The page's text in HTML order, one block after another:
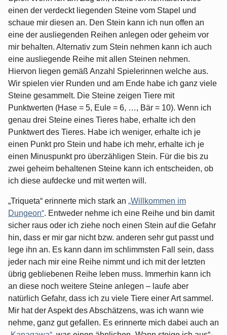
einen der verdeckt liegenden Steine vom Stapel und
schaue mir diesen an. Den Stein kann ich nun offen an
eine der ausliegenden Reihen anlegen oder geheim vor
mir behalten. Alternativ zum Stein nehmen kann ich auch
eine ausliegende Reihe mit allen Steinen nehmen.
Hiervon liegen gemäß Anzahl Spielerinnen welche aus.
Wir spielen vier Runden und am Ende habe ich ganz viele
Steine gesammelt. Die Steine zeigen Tiere mit
Punktwerten (Hase = 5, Eule = 6, …, Bär = 10). Wenn ich
genau drei Steine eines Tieres habe, erhalte ich den
Punktwert des Tieres. Habe ich weniger, erhalte ich je
einen Punkt pro Stein und habe ich mehr, erhalte ich je
einen Minuspunkt pro überzähligen Stein. Für die bis zu
zwei geheim behaltenen Steine kann ich entscheiden, ob
ich diese aufdecke und mit werten will.
„Triqueta“ erinnerte mich stark an „Willkommen im
Dungeon“. Entweder nehme ich eine Reihe und bin damit
sicher raus oder ich ziehe noch einen Stein auf die Gefahr
hin, dass er mir gar nicht bzw. anderen sehr gut passt und
lege ihn an. Es kann dann im schlimmsten Fall sein, dass
jeder nach mir eine Reihe nimmt und ich mit der letzten
übrig gebliebenen Reihe leben muss. Immerhin kann ich
an diese noch weitere Steine anlegen – laufe aber
natürlich Gefahr, dass ich zu viele Tiere einer Art sammel.
Mir hat der Aspekt des Abschätzens, was ich wann wie
nehme, ganz gut gefallen. Es erinnerte mich dabei auch an